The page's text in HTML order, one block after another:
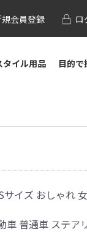
会員登録 ロ
タイル用品 目的で
イズ おしゃれ
車 普通車 ステア